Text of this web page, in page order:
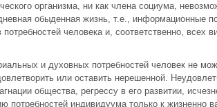
организма, ни как члена социума,
обыденная жизнь, т.е., информационные
человека и, соответственно, всех
и духовных потребностей человек не
или оставить нерешенной.
общества, регрессу в его развитии,
потребностей индивидуума только к жизненно